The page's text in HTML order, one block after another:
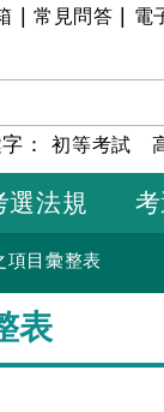
常見問答 電
字：初等考試
選法規
項目彙整表
表